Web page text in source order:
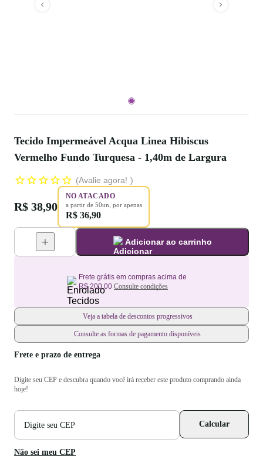
Tecido Impermeável Acqua Linea Hibiscus
Vermelho Fundo Turquesa - 1,40m de Largura
Avalie agora!
R$ 38,90
NO ATACADO
a partir de 50un , por apenas
R$ 36,90
Adicionar ao carrinho
Frete grátis em compras acima de
R$ 200,00 Consulte condições
Veja a tabela de descontos progressivos
Consulte as formas de pagamento disponíveis
Frete e prazo de entrega
Digite seu CEP e descubra quando você irá receber este produto comprando ainda
hoje!
CEP
para
cálculo
frete
Calcular
Não sei meu CEP